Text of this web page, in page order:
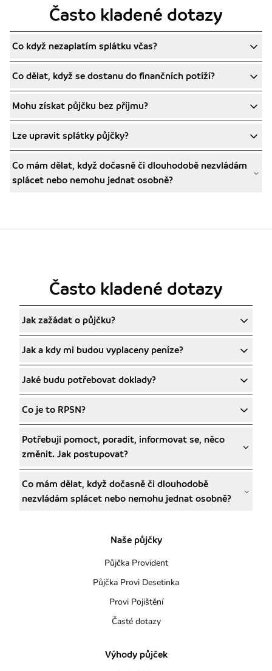
Často kladené dotazy
Co když nezaplatím splátku včas?
Co dělat, když se dostanu do finančních potíží?
Mohu získat půjčku bez příjmu?
Lze upravit splátky půjčky?
Co mám dělat, když dočasně či dlouhodobě nezvládám
splácet nebo nemohu jednat osobně?
Často kladené dotazy
Jak zažádat o půjčku?
Jak a kdy mi budou vyplaceny peníze?
Jaké budu potřebovat doklady?
Co je to RPSN?
Potřebuji pomoct, poradit, informovat se, něco
změnit. Jak postupovat?
Co mám dělat, když dočasně či dlouhodobě
nezvládám splácet nebo nemohu jednat osobně?
Naše půjčky
Půjčka Provident
Půjčka Provi Desetinka
Provi Pojištění
Časté dotazy
Výhody půjček